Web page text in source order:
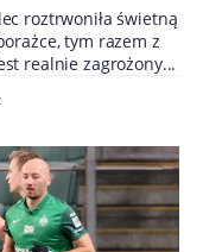
roztrwoniła świetną
tym razem z
realnie zagrożony...